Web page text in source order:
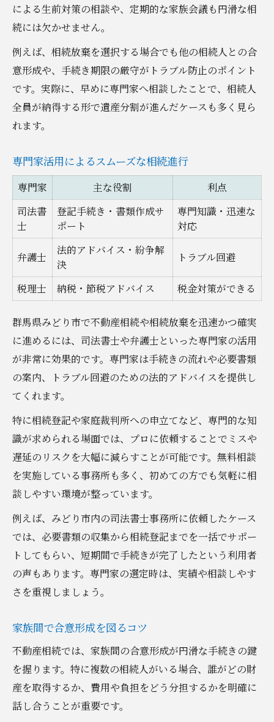
による生前対策の相談や、定期的な家族会議も円滑な相
続には欠かせません。
例えば、相続放棄を選択する場合でも他の相続人との合
意形成や、手続き期限の厳守がトラブル防止のポイント
です。実際に、早めに専門家へ相談したことで、相続人
全員が納得する形で遺産分割が進んだケースも多く見ら
れます。
専門家活用によるスムーズな相続進行
専門家 主な役割
利点
司法書
士
登記手続き・書類作成サ
ポート
専門知識・迅速な
対応
弁護士
法的アドバイス・紛争解
決
トラブル回避
税理士 納税・節税アドバイス 税金対策ができる
群馬県みどり市で不動産相続や相続放棄を迅速かつ確実
に進めるには、司法書士や弁護士といった専門家の活用
が非常に効果的です。専門家は手続きの流れや必要書類
の案内、トラブル回避のための法的アドバイスを提供し
てくれます。
特に相続登記や家庭裁判所への申立てなど、専門的な知
識が求められる場面では、プロに依頼することでミスや
遅延のリスクを大幅に減らすことが可能です。無料相談
を実施している事務所も多く、初めての方でも気軽に相
談しやすい環境が整っています。
例えば、みどり市内の司法書士事務所に依頼したケース
では、必要書類の収集から相続登記までを一括でサポー
トしてもらい、短期間で手続きが完了したという利用者
の声もあります。専門家の選定時は、実績や相談しやす
さを重視しましょう。
家族間で合意形成を図るコツ
不動産相続では、家族間の合意形成が円滑な手続きの鍵
を握ります。特に複数の相続人がいる場合、誰がどの財
産を取得するか、費用や負担をどう分担するかを明確に
話し合うことが重要です。